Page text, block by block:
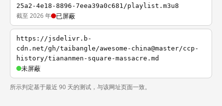
25a2-4e18-8896-7eea39a0c681/playlist.m3u8
截至 2026 年 已屏蔽
https://jsdelivr.b-
cdn.net/gh/taibangle/awesome-china@master/ccp-
history/tiananmen-square-massacre.md
未屏蔽
所示判定基于最近 90 天的测试，与该网址页面一致。